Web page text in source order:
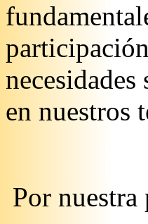
en nuestros
Por nuestra